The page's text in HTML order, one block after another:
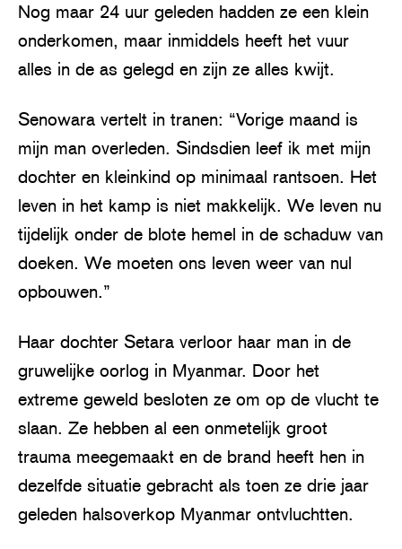
Nog maar 24 uur geleden hadden ze een klein
onderkomen, maar inmiddels heeft het vuur
alles in de as gelegd en zijn ze alles kwijt.
Senowara vertelt in tranen: “Vorige maand is
mijn man overleden. Sindsdien leef ik met mijn
dochter en kleinkind op minimaal rantsoen. Het
leven in het kamp is niet makkelijk. We leven nu
tijdelijk onder de blote hemel in de schaduw van
doeken. We moeten ons leven weer van nul
opbouwen.”
Haar dochter Setara verloor haar man in de
gruwelijke oorlog in Myanmar. Door het
extreme geweld besloten ze om op de vlucht te
slaan. Ze hebben al een onmetelijk groot
trauma meegemaakt en de brand heeft hen in
dezelfde situatie gebracht als toen ze drie jaar
geleden halsoverkop Myanmar ontvluchtten.